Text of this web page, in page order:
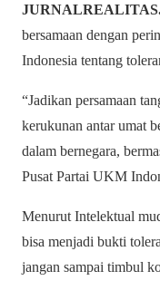
bersamaan dengan
Indonesia tentang
“Jadikan persamaan
kerukunan antar umat
dalam bernegara,
Pusat Partai UKM
Menurut Intelektual
bisa menjadi bukti
jangan sampai timbul